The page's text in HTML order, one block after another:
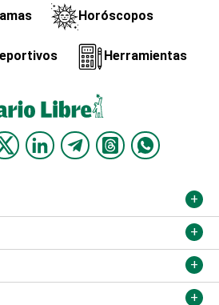
Horóscopos
Herramientas